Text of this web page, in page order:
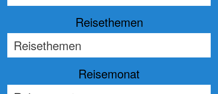
Reisethemen
Reisemonat